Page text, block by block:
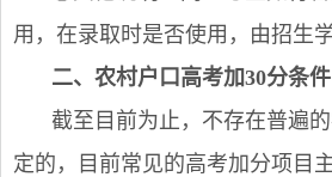
用，在录取时是否使用，由招生
二、农村户口高考加30分条件
截至目前为止，不存在普遍
定的，目前常见的高考加分项目